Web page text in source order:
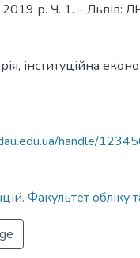
р. Ч. 1. – Львів:
, інституційна
handle/
Факультет обліку